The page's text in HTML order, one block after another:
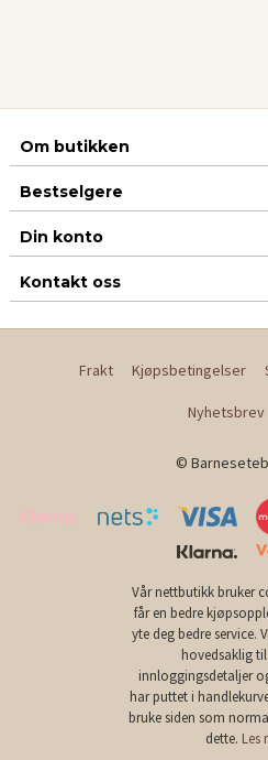
Om butikken
Bestselgere
Din konto
Kontakt oss
Frakt Kjøpsbetingelser
Nyhetsbrev
©
Vår nettbutikk bruker
får en bedre
yte deg bedre service.
hovedsaklig
innloggingsdetaljer
har puttet i
bruke siden som
dette. Les